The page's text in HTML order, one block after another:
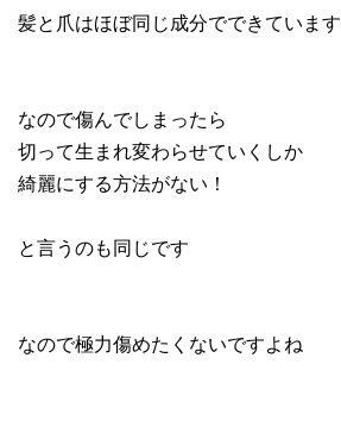
髪と爪はほぼ同じ成分でできています
なので傷んでしまったら
切って生まれ変わらせていくしか
綺麗にする方法がない！
と言うのも同じです
なので極力傷めたくないですよね